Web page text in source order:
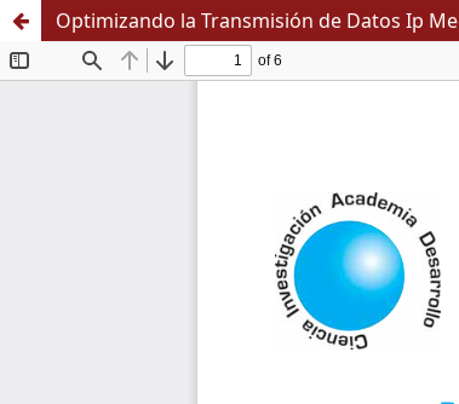
Optimizando la Transmisión de Datos Ip